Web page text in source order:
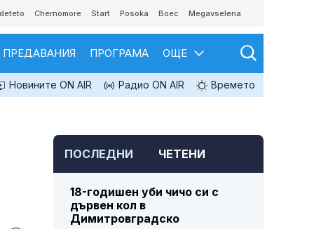
Chernomore Start Posoka Boec Megavselena
ПРЕДАВАНИЯ ПРОГРАМА ОЩЕ
Новините ON AIR Радио ON AIR Времето
ПОСЛЕДНИ ЧЕТЕНИ
18-годишен уби чичо си с
дървен кол в
Димитровградско